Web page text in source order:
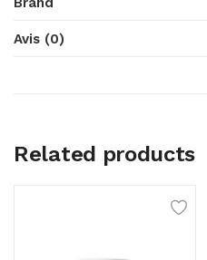
Avis (0)
Related products